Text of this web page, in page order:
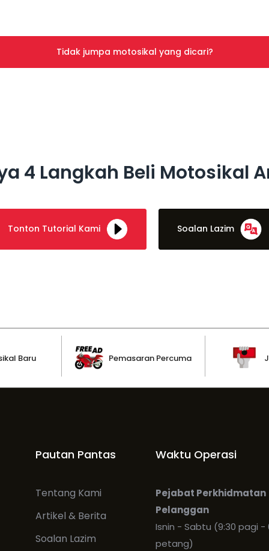
Tidak jumpa motosikal yang dicari?
4 Langkah Beli Motosikal
Tonton Tutorial Kami Soalan Lazim
Baru Pemasaran Percuma
Pautan Pantas
Tentang Kami
Artikel & Berita
Soalan Lazim
Waktu Operasi
Pejabat Perkhidmatan
Pelanggan
Isnin - Sabtu (9:30 pagi -
petang)